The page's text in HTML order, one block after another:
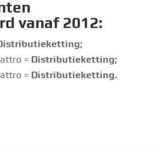
vanaf 2012:
;
= Distributieketting;
= Distributieketting.